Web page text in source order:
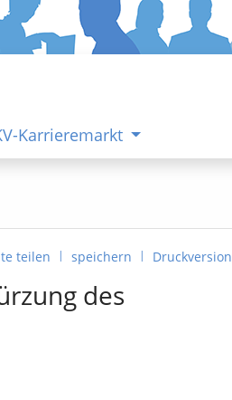
Karrieremarkt
teilen | speichern | Druckversion
des